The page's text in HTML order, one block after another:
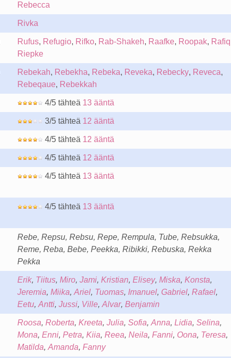
Rebecca
Rivka
Rufus, Refugio, Rifko, Rab-Shakeh, Raafke, Roopak, Rafiq
Riepke
Rebekah, Rebekha, Rebeka, Reveka, Rebecky, Reveca,
Rebeqaue, Rebekkah
4/5 tähteä 13 ääntä
3/5 tähteä 12 ääntä
4/5 tähteä 12 ääntä
4/5 tähteä 12 ääntä
4/5 tähteä 13 ääntä
4/5 tähteä 13 ääntä
Rebe, Repsu, Rebsu, Repe, Rempula, Tube, Rebsukka,
Reme, Reba, Bebe, Peekka, Ribikki, Rebuska, Rekka
Pekka
Erik, Tiitus, Miro, Jami, Kristian, Elisey, Miska, Konsta,
Jeremia, Miika, Ariel, Tuomas, Imanuel, Gabriel, Rafael,
Eetu, Antti, Jussi, Ville, Alvar, Benjamin
Roosa, Roberta, Kreeta, Julia, Sofia, Anna, Lidia, Selina,
Mona, Enni, Petra, Kiia, Reea, Neila, Fanni, Oona, Teresa,
Matilda, Amanda, Fanny